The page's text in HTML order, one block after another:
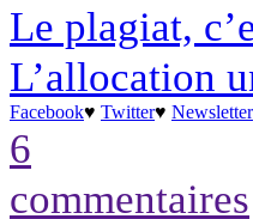
Le plagiat,
L’allocation
Facebook♥ Twitter♥ Newsletter
6
commentaires